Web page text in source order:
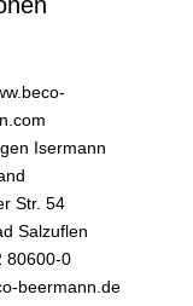
Isermann
Str. 54
Salzuflen
80600-0
beermann.de